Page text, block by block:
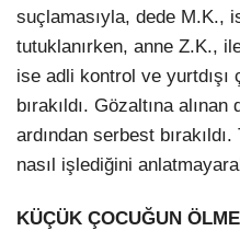
suçlamasıyla, dede M.K.,
tutuklanırken, anne Z.K.,
ise adli kontrol ve yurtdışı
bırakıldı. Gözaltına
ardından serbest
nasıl işlediğini
KÜÇÜK ÇOCUĞUN